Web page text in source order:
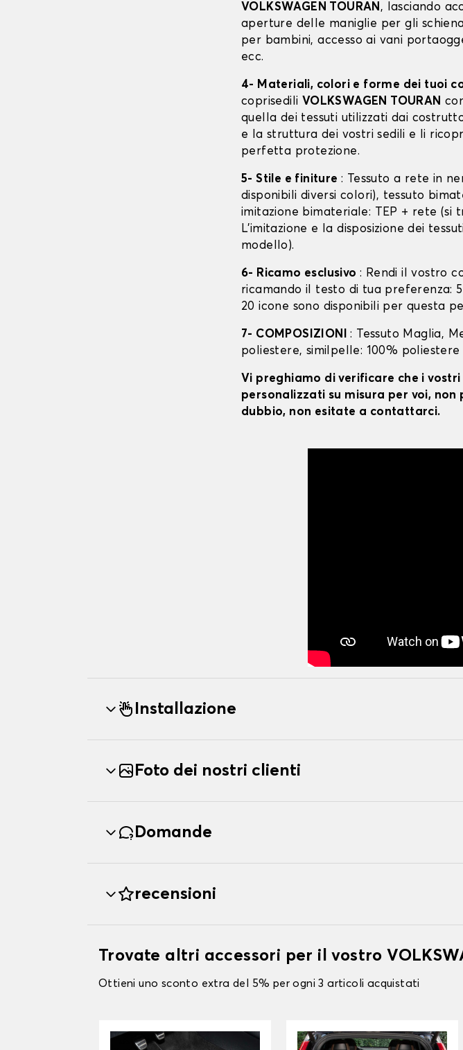
VOLKSWAGEN TOURAN, lasciando
aperture delle maniglie per gli
per bambini, accesso ai vani
ecc.
4- Materiali, colori e forme dei tuoi
coprisedili VOLKSWAGEN TOURAN
quella dei tessuti utilizzati dai
e la struttura dei vostri sedili e li
perfetta protezione.
5- Stile e finiture : Tessuto a rete in
disponibili diversi colori), tessuto
imitazione bimateriale: TEP + rete (si
L'imitazione e la disposizione dei
modello).
6- Ricamo esclusivo : Rendi il vostro
ricamando il testo di tua preferenza:
20 icone sono disponibili per questa
7- COMPOSIZIONI: Tessuto Maglia,
poliestere, similpelle: 100% poliestere
Vi preghiamo di verificare che i
personalizzati su misura per voi,
dubbio, non esitate a contattarci.
Installazione
Foto dei nostri clienti
Domande
recensioni
Trovate altri accessori per il vostro
Ottieni uno sconto extra del 5% per ogni 3 articoli acquistati